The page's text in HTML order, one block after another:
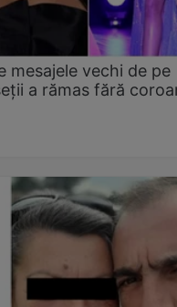
mesajele vechi de pe
a rămas fără